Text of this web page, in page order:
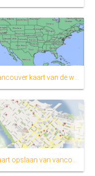
Vancouver kaart van de wereld